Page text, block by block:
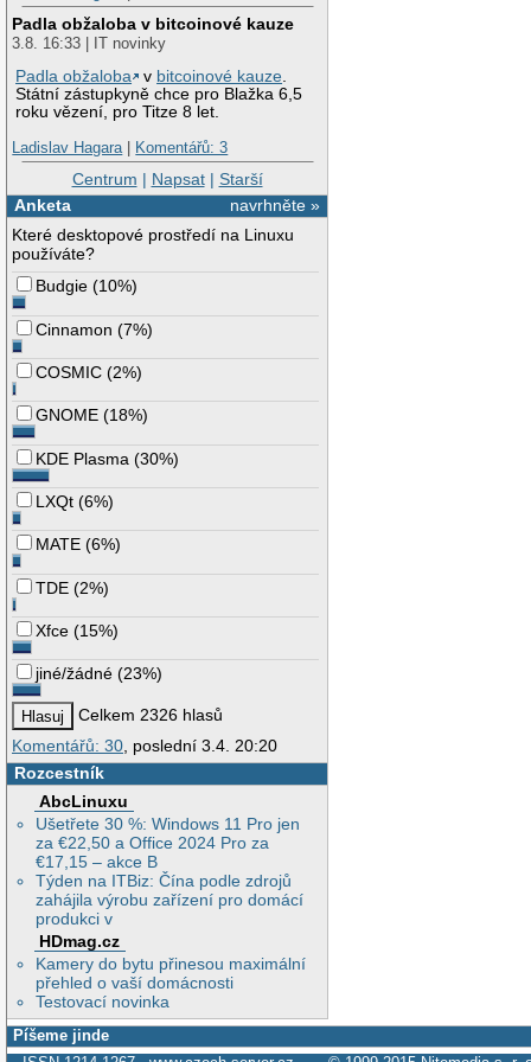
Padla obžaloba v bitcoinové kauze
3.8. 16:33 | IT novinky
Padla obžaloba
v bitcoinové kauze.
Státní zástupkyně chce pro Blažka 6,5
roku vězení, pro Titze 8 let.
Ladislav Hagara| Komentářů: 3
Centrum | Napsat| Starší
navrhněte »
Anketa
Které desktopové prostředí na Linuxu
používáte?
Budgie (10%)
Cinnamon (7%)
COSMIC (2%)
GNOME (18%)
KDE Plasma (30%)
LXQt (6%)
MATE (6%)
TDE (2%)
Xfce (15%)
jiné/žádné (23%)
Celkem 2326 hlasů
Komentářů: 30 , poslední 3.4. 20:20
Rozcestník
AbcLinuxu
Ušetřete 30 %: Windows 11 Pro jen
za €22,50 a Office 2024 Pro za
€17,15 – akce B
Týden na ITBiz: Čína podle zdrojů
zahájila výrobu zařízení pro domácí
produkci v
HDmag.cz
Kamery do bytu přinesou maximální
přehled o vaší domácnosti
Testovací novinka
Píšeme jinde